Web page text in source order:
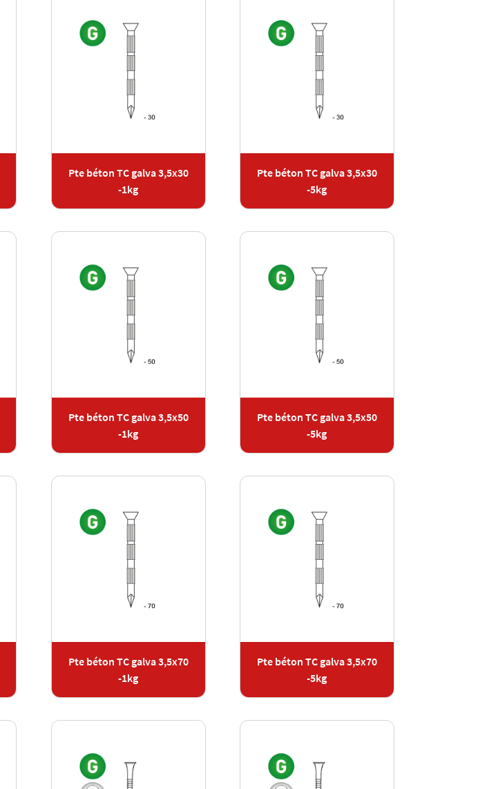
Pte béton TC galva 3,5x30
-1kg
Pte béton TC galva 3,5x30
-5kg
Pte béton TC galva 3,5x50
-1kg
Pte béton TC galva 3,5x50
-5kg
Pte béton TC galva 3,5x70
-1kg
Pte béton TC galva 3,5x70
-5kg